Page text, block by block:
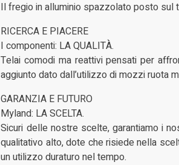
Il fregio in alluminio spazzolato posto sul
RICERCA E PIACERE
I componenti: LA QUALITÀ.
Telai comodi ma reattivi pensati per
aggiunto dato dall’utilizzo di mozzi ruota
GARANZIA E FUTURO
Myland: LA SCELTA.
Sicuri delle nostre scelte, garantiamo i
qualitativo alto, dote che risiede nella
un utilizzo duraturo nel tempo.